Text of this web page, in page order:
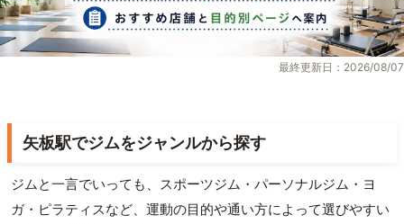
最終更新日：2026/08/07
矢板駅でジムをジャンルから探す
ジムと一言でいっても、スポーツジム・パーソナルジム・ヨ
ガ・ピラティスなど、運動の目的や通い方によって選びやすい